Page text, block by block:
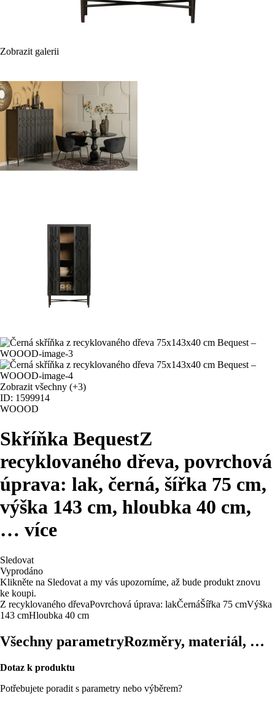
Zobrazit galerii
Zobrazit všechny (+3)
ID: 1599914
WOOOD
Skříňka BequestZ
recyklovaného dřeva, povrchová
úprava: lak, černá, šířka 75 cm,
výška 143 cm, hloubka 40 cm,
… více
Sledovat
Vyprodáno
Klikněte na Sledovat a my vás upozorníme, až bude produkt znovu
ke koupi.
Z recyklovaného dřevaPovrchová úprava: lakČernáŠířka 75 cmVýška
143 cmHloubka 40 cm
Všechny parametryRozměry, materiál, …
Dotaz k produktu
Potřebujete poradit s parametry nebo výběrem?